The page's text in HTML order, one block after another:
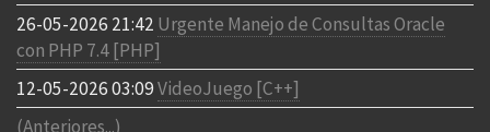
26-05-2026 21:42 Urgente Manejo de Consultas Oracle
con PHP 7.4 [PHP]
12-05-2026 03:09VideoJuego [C++]
(Anteriores...)